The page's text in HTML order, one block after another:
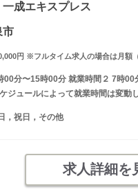
成エキスプレス
市
円 ※フルタイム求人の場合は月額
00分〜15時00分 就業時間２ 7時
ジュールによって就業時間は変動
，祝日，その他
求人詳細を